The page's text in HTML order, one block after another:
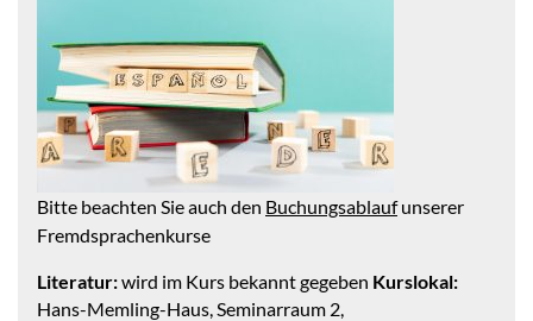
Bitte beachten Sie auch den Buchungsablaufunserer
Fremdsprachenkurse
Literatur:wird im Kurs bekannt gegeben Kurslokal:
Hans-Memling-Haus, Seminarraum 2,